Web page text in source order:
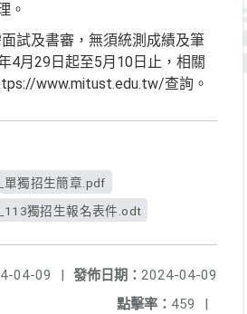
。
試及書審，無須統測成績及筆
4月29日起至5月10日止，相關
www.mitust.edu.tw/查詢。
獨招生簡章.pdf
獨招生報名表件.odt
發佈日期： 2024-04-09
04-09
|
點擊率： 459 |